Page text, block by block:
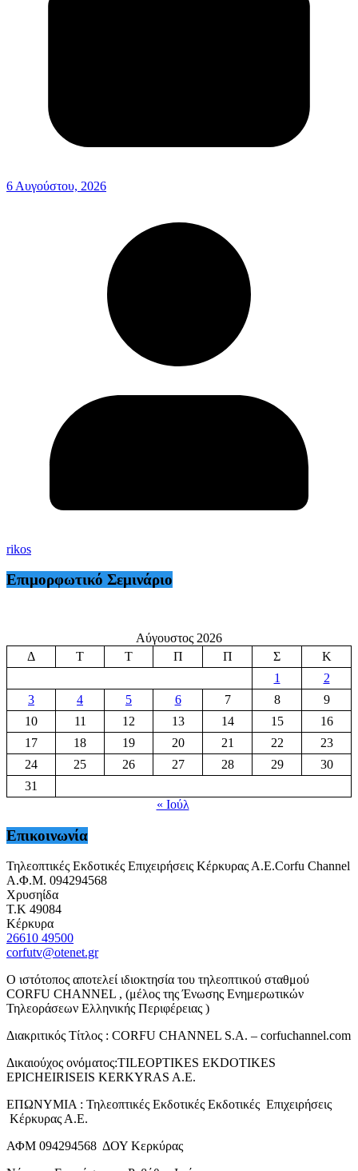
6 Αυγούστου, 2026
rikos
Επιμορφωτικό Σεμινάριο
Αύγουστος 2026
Δ
Τ Τ Π Π Σ
Κ
1
2
3
4 5 6 7 8
9
10
11 12 13 14 15
16
17
18 19 20 21 22
23
24
25 26 27 28 29
30
31
« Ιούλ
Επικοινωνία
Τηλεοπτικές Εκδοτικές Επιχειρήσεις Κέρκυρας Α.Ε.Corfu Channel
Α.Φ.Μ. 094294568
Χρυσηίδα
Τ.Κ 49084
Κέρκυρα
26610 49500
corfutv@otenet.gr
Ο ιστότοπος αποτελεί ιδιοκτησία του τηλεοπτικού σταθμού
CORFU CHANNEL , (μέλος της Ένωσης Ενημερωτικών
Τηλεοράσεων Ελληνικής Περιφέρειας )
Διακριτικός Τίτλος : CORFU CHANNEL S.A. – corfuchannel.com
Δικαιούχος ονόματος:TILEOPTIKES EKDOTIKES
EPICHEIRISEIS KERKYRAS A.E.
ΕΠΩΝΥΜΙΑ : Τηλεοπτικές Εκδοτικές Εκδοτικές Επιχειρήσεις
Κέρκυρας Α.Ε.
ΑΦΜ 094294568 ΔΟΥ Κερκύρας